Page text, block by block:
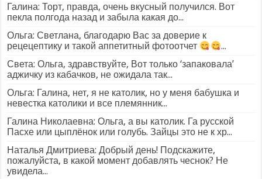
Галина: Торт, правда, очень вкусный получился. Вот
пекла полгода назад и забыла какая до...
Ольга: Светлана, благодарю Вас за доверие к
рецецептику и такой аппетитный фотоотчет
...
Света: Ольга, здравствуйте, Вот только ‘запаковала’
аджичку из кабачков, не ожидала так...
Ольга: Галина, нет, я не католик, но у меня бабушка и
невестка католики и все племянник...
Галина Николаевна: Ольга, а вы католик. Га русской
Пасхе или цыплёнок или голубь. Зайцы это не к хр...
Наталья Дмитриева: Добрый день! Подскажите,
пожалуйста, в какой момент добавлять чеснок? Не
увидела...